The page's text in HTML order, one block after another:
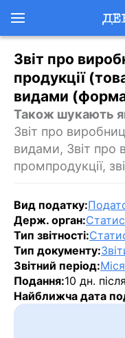
Звіт про
продукції
видами
Також шукають
Звіт про
видами, Звіт про
промпродукції,
Вид податку:
Держ. орган:
Тип звітності:
Тип документу:
Звітний період:
Подання:10 дн.
Найближча дата